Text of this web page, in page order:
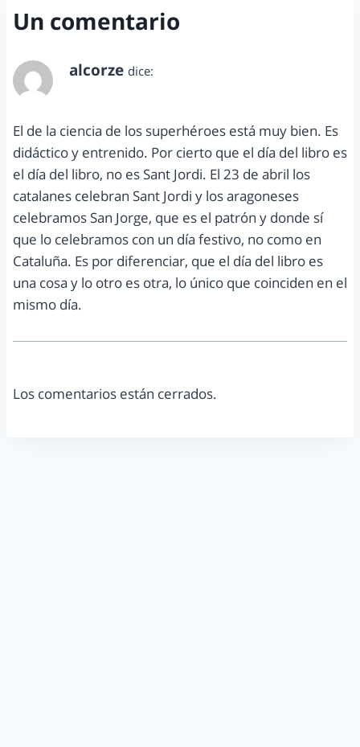
Un comentario
alcorze dice:
El de la ciencia de los superhéroes está muy bien. Es
didáctico y entrenido. Por cierto que el día del libro es
el día del libro, no es Sant Jordi. El 23 de abril los
catalanes celebran Sant Jordi y los aragoneses
celebramos San Jorge, que es el patrón y donde sí
que lo celebramos con un día festivo, no como en
Cataluña. Es por diferenciar, que el día del libro es
una cosa y lo otro es otra, lo único que coinciden en el
mismo día.
Los comentarios están cerrados.